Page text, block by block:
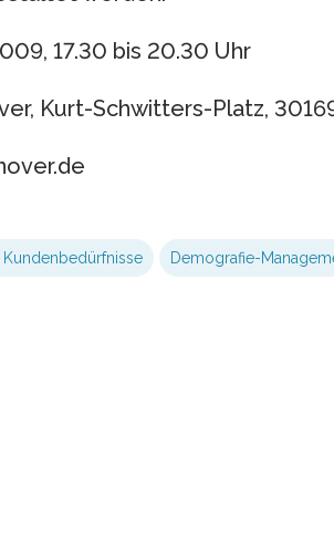
17.30 bis 20.30 Uhr
Kurt-Schwitters-Platz,
Demografie-